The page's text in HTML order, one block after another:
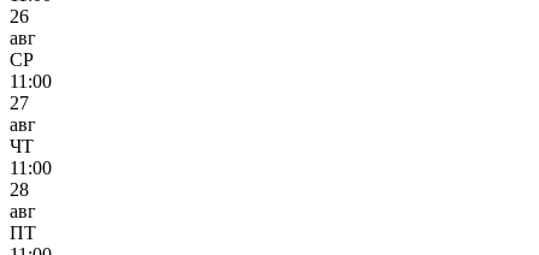
26
авг
СР
11:00
27
авг
ЧТ
11:00
28
авг
ПТ